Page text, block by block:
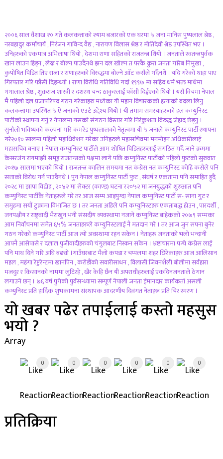
२००६ साल वैशाख १० गते कलकत्ताकाे श्याम बजारकाे एक घरमा ५ जना मानिस पुष्पलाल श्रेष्ठ ,
नरबहादुर कर्माचार्य , निरंजन गाविन्द वैद्य , नारायण विलास श्रेष्ठ र माेतिदेवी श्रेष्ठ उपस्थित भए ।
उनिहरुकाे एकमात्र अभिलाषा थियो , देशमा राणा सहितको राजतन्त्र थियो । जनताले स्वतन्त्रपुर्वक
खान लाउन हिड्न , लेख्न र बाेल्न पाउदैनथे झन दल खाेल्न त परकै कुरा जनता गरिब निमुखा ,
कुपाेषित पिडित तिए राजा र राणाहरुकाे विरुद्धमा बाेल्ने आँट कसैले गर्दैनथे । यदि गरेको थाहा पाए
गिरफ्तार गरि फाँसी दिइन्थ्याे । राणा विराेधि गतिविधि गर्दा १९९७ मा सहिद धर्म भक्त माथेमा
गंगालाल श्रेष्ठ , शुक्रराज शास्त्री र दशरथ चन्द ठाकुरलाई फाँसी दिईएकाे थियो । यसै विचमा नेपाल
मै पहिलो दल प्रजापरिषद गठन गरेकाहरु मध्येका यी महान विचारककाे हत्याको बदला लिनु
कलकत्तामा उपस्थित ५ ऐ जनाकाे एउटै उद्देश्य थियोे । यी तमाम समस्याहरुकाे हल कम्युनिस्ट
पार्टीको स्थापना गर्नु र नेपालमा यसकाे संगठन विस्तार गरि निरंकुशता विरुद्ध जेहाद छेड्नु ।
सुनाैलाे भविष्यकाे कल्पना गरि कमरेड पुष्पलालकाे नेतृत्वमा यी ५ जनाले कम्युनिस्ट पार्टी स्थापना
गरे२०१० सालमा पहिलो महाधिवेशन गरेका उनिहरुले महासचिवमा मनमाेहन अधिकारीलाई
महासचिव बनाए । नेपाल कम्युनिस्ट पार्टीले आम शाेषित पिडितहरुलाई संगठित गर्दै जाने क्रममा
केसरजंग रायमाझी समूह राजतन्त्रको पक्षमा लागे पछि कम्युनिस्ट पार्टीको पहिलो फुटकाे सुरुवात
२०१७ सालमा भएको थियो । राजतन्त्र कालिन समयमा नत कंग्रेस नत कम्युनिस्ट काेहि कसैले पनि
सत्ताकाे विरोध गर्न पाउदैनथे । पुन नेपाल कम्युनिस्ट पार्टी फुट , संघर्ष र एकतामा पनि समाहित हुदै
२०२८ मा झापा विद्राेह , २०४२ मा सेक्टर (काण्ड) घटना र२०५२ मा जनयुद्धको शुरुआत पनि
कम्युनिस्ट पार्टीकै नेताहरूले गरे तर आज सम्म आइपुग्दा नेपाल कम्युनिस्ट पार्टी स- साना गुट र
समुहमा सयौं टुक्रामा विभाजित छ । तर जनता अहिले पनि कम्युनिस्टहरु एकताबद्ध हाेउन , पारदर्शी ,
जनपक्षीय र राष्ट्रवादी भैराखुन भनी संसदीय व्यवस्थामा नजाने कम्युनिस्ट बाहेकको २०७९ सम्मका
आम निर्वाचनमा समेत ६५% जनताहरुले कम्युनिस्टलाई नै मतदान गरे । तर आज जुन सपना बुनेर
गठन गरेको कम्युनिस्ट पार्टी आज त्याे अवस्थामा रहन सकेन । नेताहरू जनताको भलाे भन्दानी
आफ्नै आसेपासे र दलाल पुजीवादीहरुकाे चंगुलबाट निस्कन सकेन । भ्रष्टाचारमा पन्चे कंग्रेस लाई
पनि माथ दिने गरि अघि बढ्यो ।गाउँघरबाट मैलो कपडा र चप्पलमा शहर छिरेकाहरु आज आलिसान
महल , महंगा रेष्टुरेन्टमा खानपिन , करोडौंको सवारीसाधन , विलासी जिवनशैली बाेलीमा सर्वहारा
मजदुर र किसानकाे नाममा लुटिरहे , खैर केहि छैन यी अपराधीहरुलाई एकदिनजनताले ठेगान
लगाउने छन् । ७६ वर्ष पुगेको पुर्वसन्ध्यामा सम्पूर्ण नेपाली जनता ईमानदार कार्यकर्ता असली
कम्युनिस्ट प्रति हार्दिक शुभकामना संस्थापक आदरणीय दिवंगत नेताहरू प्रति चिर स्मरण ।
यो खबर पढेर तपाईलाई कस्तो महसुस
भयो ?
Array
0 0 0 0 0 0
प्रतिक्रिया